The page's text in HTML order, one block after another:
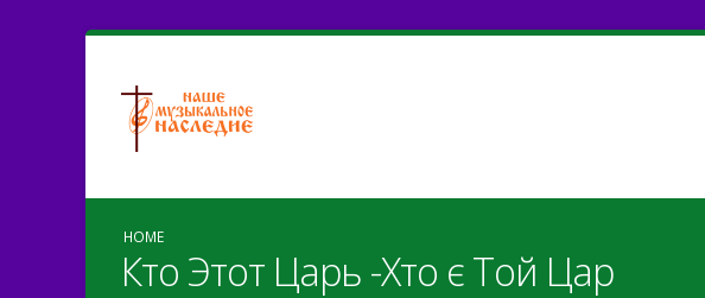
HOME
Кто Этот Царь -Хто є Той Цар